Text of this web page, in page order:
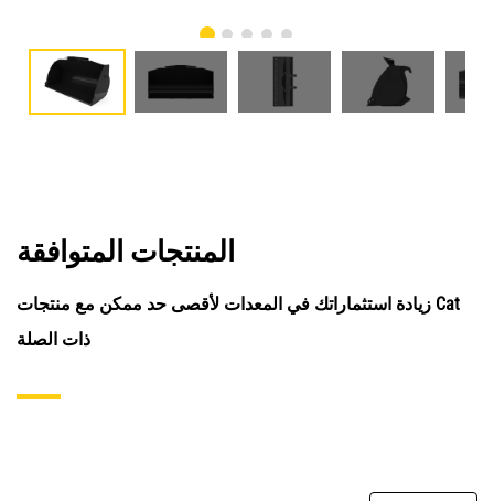
المنتجات المتوافقة
زيادة استثماراتك في المعدات لأقصى حد ممكن مع منتجات Cat
ذات الصلة